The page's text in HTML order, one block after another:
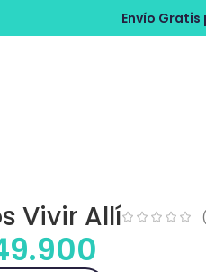
Gratis por compras de
Vivir Allí